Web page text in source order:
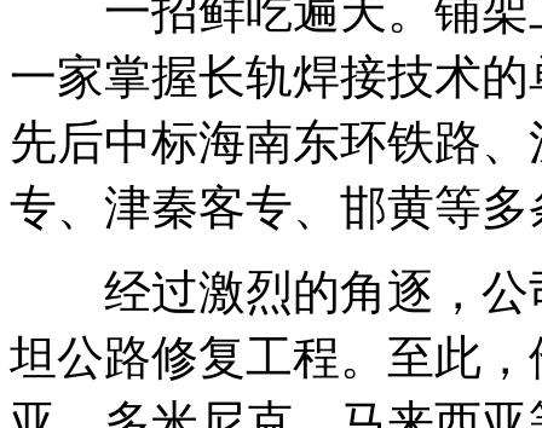
一招鲜吃遍天。铺架
一家掌握长轨焊接技术
先后中标海南东环铁路
专、津秦客专、邯黄等
经过激烈的角逐，公
坦公路修复工程。至此